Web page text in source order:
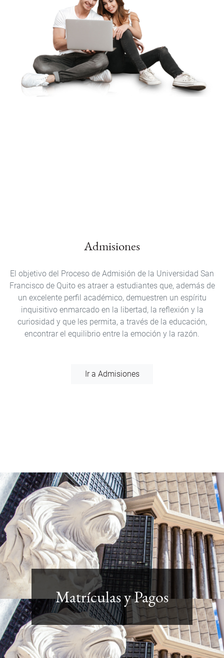
Admisiones
El objetivo del Proceso de Admisión de la Universidad San
Francisco de Quito es atraer a estudiantes que, además de
un excelente perfil académico, demuestren un espíritu
inquisitivo enmarcado en la libertad, la reflexión y la
curiosidad y que les permita, a través de la educación,
encontrar el equilibrio entre la emoción y la razón.
Ir a Admisiones
Matrículas y Pagos